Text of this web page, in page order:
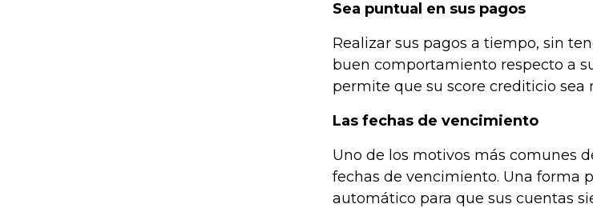
Sea puntual en sus pagos
Realizar sus pagos a tiempo, sin
buen comportamiento respecto a
permite que su score crediticio sea
Las fechas de vencimiento
Uno de los motivos más comunes
fechas de vencimiento. Una forma
automático para que sus cuentas